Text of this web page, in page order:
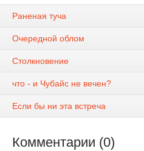
Раненая туча
Очередной облом
Столкновение
что - и Чубайс не вечен?
Если бы ни эта встреча
Комментарии (0)